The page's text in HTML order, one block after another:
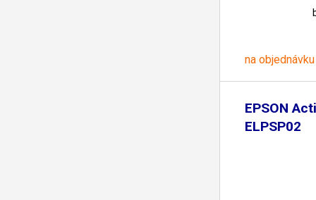
na objednávku
EPSON
ELPSP02